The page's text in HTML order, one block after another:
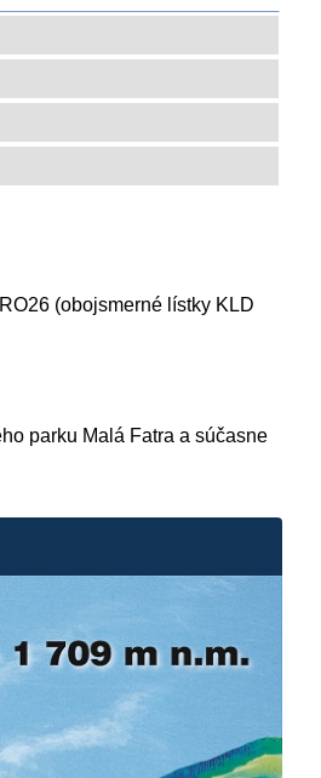
(obojsmerné lístky KLD
parku Malá Fatra a súčasne